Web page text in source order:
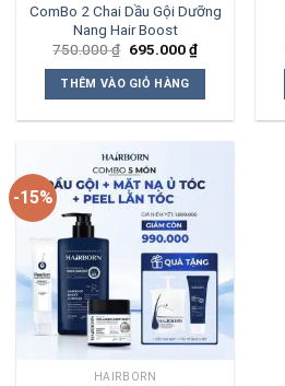
ComBo 2 Chai Dầu Gội Dưỡng
Nang Hair Boost
750.000₫ Giá
là:
750.000 ₫.
695.000₫Giá
hiện
695.000 ₫.
THÊM VÀO GIỎ HÀNG
-15%
HAIRBORN